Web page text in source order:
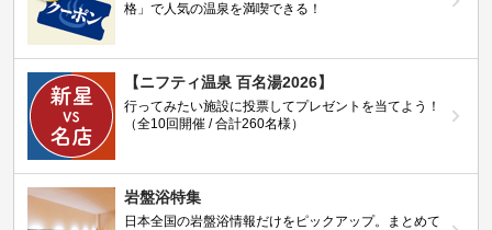
格」で人気の温泉を満喫できる！
【ニフティ温泉 百名湯2026】
行ってみたい施設に投票してプレゼントを当てよう！
（全10回開催 / 合計260名様）
岩盤浴特集
日本全国の岩盤浴情報だけをピックアップ。まとめて